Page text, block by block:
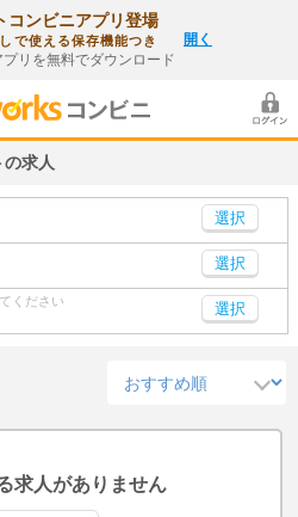
コンビニアプリ登場
で使える保存機能つき
リを無料でダウンロード
開く
求人
選択
ください 選択
求人がありません